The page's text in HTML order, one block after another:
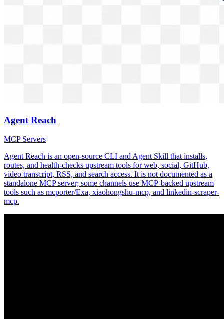
Agent Reach
MCP Servers
Agent Reach is an open-source CLI and Agent Skill that installs,
routes, and health-checks upstream tools for web, social, GitHub,
video transcript, RSS, and search access. It is not documented as a
standalone MCP server; some channels use MCP-backed upstream
tools such as mcporter/Exa, xiaohongshu-mcp, and linkedin-scraper-
mcp.